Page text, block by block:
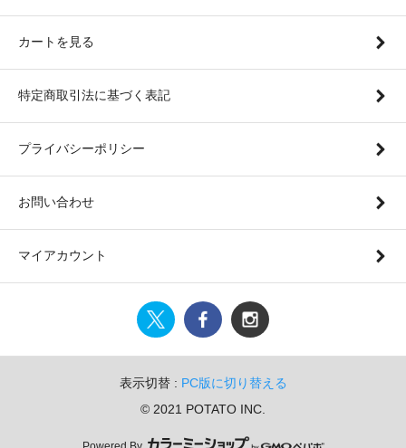
カートを見る
特定商取引法に基づく表記
プライバシーポリシー
お問い合わせ
マイアカウント
表示切替 : PC版に切り替える
© 2021 POTATO INC.